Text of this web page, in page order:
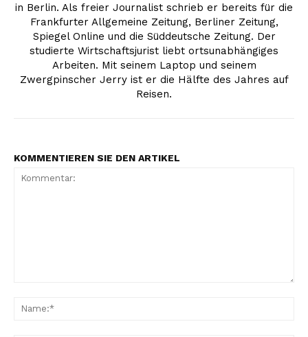
in Berlin. Als freier Journalist schrieb er bereits für die
Frankfurter Allgemeine Zeitung, Berliner Zeitung,
Spiegel Online und die Süddeutsche Zeitung. Der
studierte Wirtschaftsjurist liebt ortsunabhängiges
Arbeiten. Mit seinem Laptop und seinem
Zwergpinscher Jerry ist er die Hälfte des Jahres auf
Reisen.
KOMMENTIEREN SIE DEN ARTIKEL